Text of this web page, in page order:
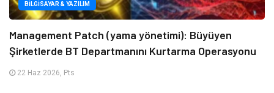
BILGISAYAR & YAZILIM
Management Patch (yama yönetimi): Büyüyen
Şirketlerde BT Departmanını Kurtarma Operasyonu
22 Haz 2026, Pts